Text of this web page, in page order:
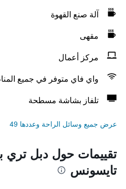
آلة صنع القهوة
مقهى
مركز أعمال
واي فاي متوفر في جميع
تلفاز بشاشة مسطحة
عرض جميع وسائل الراحة وعددها 49
تقييمات حول دبل تري
تايسونس